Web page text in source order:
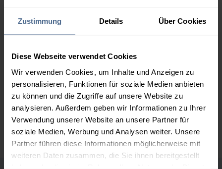
Zustimmung Details Über Cookies
Diese Webseite verwendet Cookies
Wir verwenden Cookies, um Inhalte und Anzeigen zu
personalisieren, Funktionen für soziale Medien anbieten
zu können und die Zugriffe auf unsere Website zu
analysieren. Außerdem geben wir Informationen zu Ihrer
Verwendung unserer Website an unsere Partner für
soziale Medien, Werbung und Analysen weiter. Unsere
Partner führen diese Informationen möglicherweise mit
weiteren Daten zusammen, die Sie ihnen bereitgestellt
2.000 Liter 0,00 €
3.000 Liter
153,40 €
5.000 Liter
152,41 €
152,41 €
0,00 €
Preise für Heizöl in Standardqualität nach Ö-Norm C 1109 in € / 100
Liter inkl. MwSt. und Lieferung bei einer Lieferstelle.